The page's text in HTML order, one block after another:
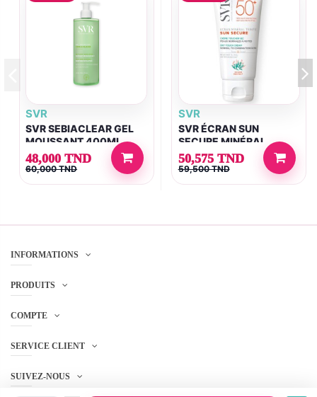
SVR
SVR SEBIACLEAR GEL
MOUSSANT 400ML
48,000 TND
60,000 TND
SVR
SVR ÉCRAN SUN
SECURE MINÉRAL
TEINTÉ SPF50+ 50ML
50,575 TND
59,500 TND
INFORMATIONS
PRODUITS
COMPTE
SERVICE CLIENT
SUIVEZ-NOUS